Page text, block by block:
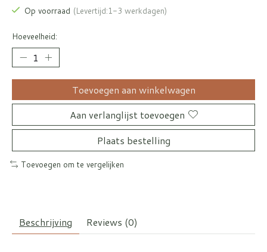
Op voorraad (Levertijd:1-3 werkdagen)
Hoeveelheid:
Toevoegen aan winkelwagen
Aan verlanglijst toevoegen
Plaats bestelling
Toevoegen om te vergelijken
Beschrijving Reviews (0)